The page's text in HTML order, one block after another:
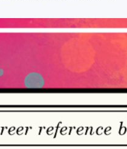
・当社の運営・提供するサービ
でご利用になったサービスの内
【個人情報の取得・収集について
当社は、以下の方法により、個
当社サービスにおいて、自ら入
・電子メール、郵便、書面、電